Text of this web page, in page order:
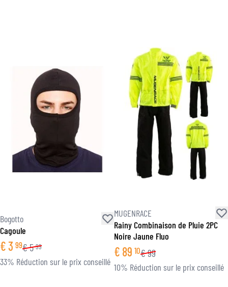
Bogotto
Cagoule
€3 99€5 99
33% Réduction sur le prix conseillé
MUGENRACE
Rainy Combinaison de Pluie 2PC
Noire Jaune Fluo
€ 89 10€99
10% Réduction sur le prix conseillé